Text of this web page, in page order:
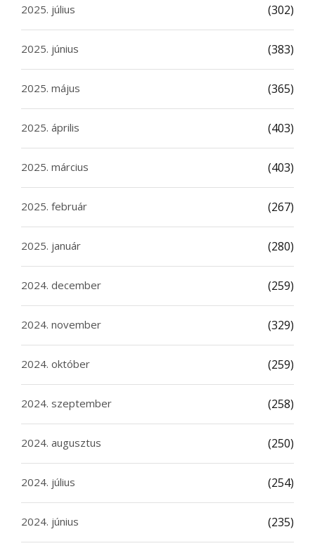
2025. július (302)
2025. június (383)
2025. május (365)
2025. április (403)
2025. március (403)
2025. február (267)
2025. január (280)
2024. december (259)
2024. november (329)
2024. október (259)
2024. szeptember (258)
2024. augusztus (250)
2024. július (254)
2024. június (235)